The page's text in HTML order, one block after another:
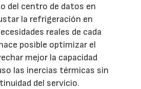
del centro de datos en
la refrigeración en
reales de cada
posible optimizar el
mejor la capacidad
las inercias térmicas sin
del servicio.